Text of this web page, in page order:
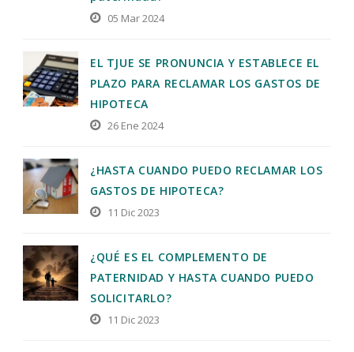
05 Mar 2024
EL TJUE SE PRONUNCIA Y ESTABLECE EL
PLAZO PARA RECLAMAR LOS GASTOS DE
HIPOTECA
26 Ene 2024
¿HASTA CUANDO PUEDO RECLAMAR LOS
GASTOS DE HIPOTECA?
11 Dic 2023
¿QUÉ ES EL COMPLEMENTO DE
PATERNIDAD Y HASTA CUANDO PUEDO
SOLICITARLO?
11 Dic 2023